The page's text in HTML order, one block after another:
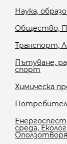
Наука,
Общество,
Транспорт,
Пътуване,
спорт
Химическа
среда,